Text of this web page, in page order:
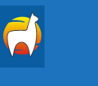
e.V.